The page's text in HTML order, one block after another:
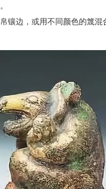
边，或用不同颜色的篾混